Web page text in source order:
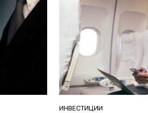
ИНВЕСТИЦИИ